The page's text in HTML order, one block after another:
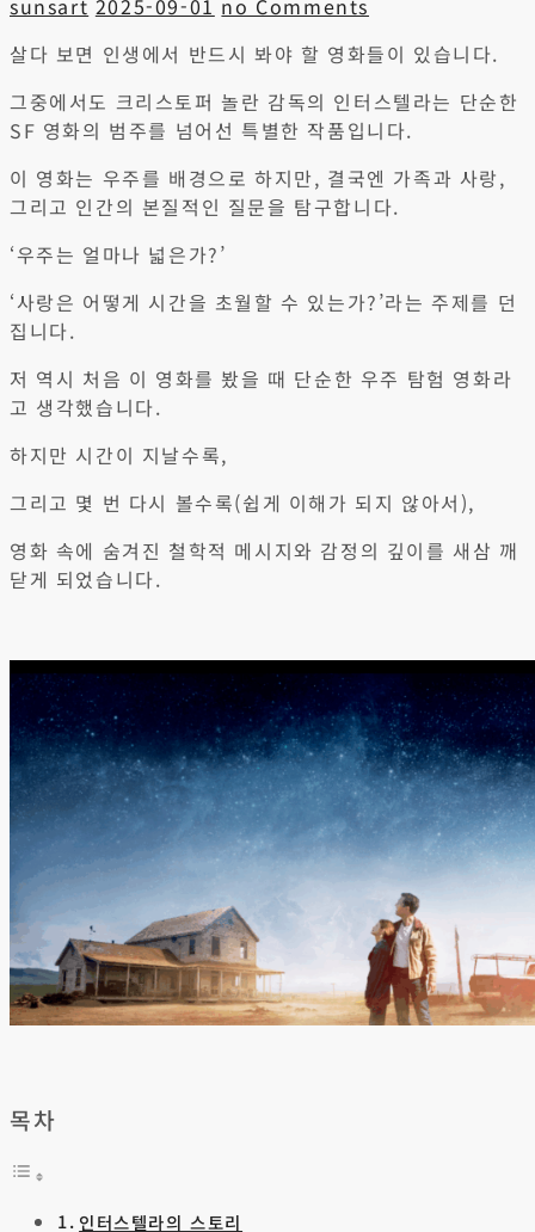
sunsart 2025-09-01 no Comments
살다 보면 인생에서 반드시 봐야 할 영화들이 있습니다.
그중에서도 크리스토퍼 놀란 감독의 인터스텔라는 단순한
SF 영화의 범주를 넘어선 특별한 작품입니다.
이 영화는 우주를 배경으로 하지만, 결국엔 가족과 사랑,
그리고 인간의 본질적인 질문을 탐구합니다.
‘우주는 얼마나 넓은가?’
‘사랑은 어떻게 시간을 초월할 수 있는가?’라는 주제를 던
집니다.
저 역시 처음 이 영화를 봤을 때 단순한 우주 탐험 영화라
고 생각했습니다.
하지만 시간이 지날수록,
그리고 몇 번 다시 볼수록(쉽게 이해가 되지 않아서),
영화 속에 숨겨진 철학적 메시지와 감정의 깊이를 새삼 깨
닫게 되었습니다.
목차
인터스텔라의 스토리